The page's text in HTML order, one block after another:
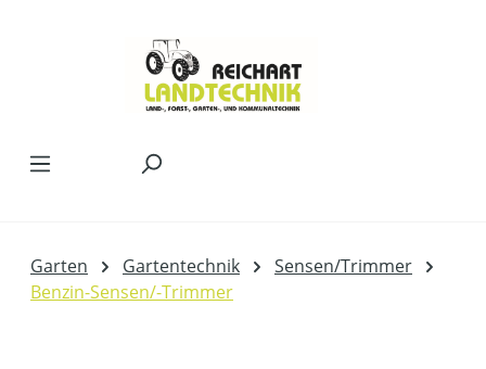
Garten Gartentechnik
Sensen/Trimmer
Benzin-Sensen/-Trimmer